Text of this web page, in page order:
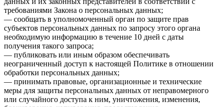
требованиями Закона о персональных данных;
— сообщать в уполномоченный орган по защите прав
субъектов персональных данных по запросу этого органа
необходимую информацию в течение 10 дней с даты
получения такого запроса;
— публиковать или иным образом обеспечивать
неограниченный доступ к настоящей Политике в отношении
обработки персональных данных;
— принимать правовые, организационные и технические
меры для защиты персональных данных от неправомерного
или случайного доступа к ним, уничтожения, изменения,